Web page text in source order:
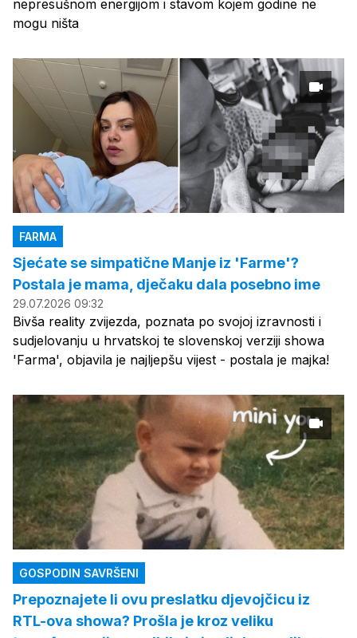
nepresušnom energijom i stavom kojem godine ne
mogu ništa
FARMA
Sjećate se simpatične Manje iz 'Farme'?
Postala je mama, dječaku dala posebno ime
29.07.2026 09:32
Bivša reality zvijezda, poznata po svojoj izravnosti i
sudjelovanju u hrvatskoj te slovenskoj verziji showa
'Farma', objavila je najljepšu vijest - postala je majka!
GOSPODIN SAVRŠENI
Prepoznajete li ovu preslatku djevojčicu iz
RTL-ova showa? Prošla je kroz veliku